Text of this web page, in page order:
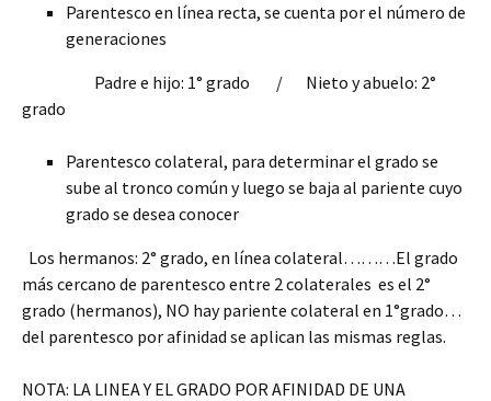
Parentesco en línea recta, se cuenta por el número de
generaciones
Padre e hijo: 1° grado / Nieto y abuelo: 2°
grado
Parentesco colateral, para determinar el grado se
sube al tronco común y luego se baja al pariente cuyo
grado se desea conocer
Los hermanos: 2° grado, en línea colateral………El grado
más cercano de parentesco entre 2 colaterales es el 2°
grado (hermanos), NO hay pariente colateral en 1°grado…
del parentesco por afinidad se aplican las mismas reglas.
NOTA: LA LINEA Y EL GRADO POR AFINIDAD DE UNA